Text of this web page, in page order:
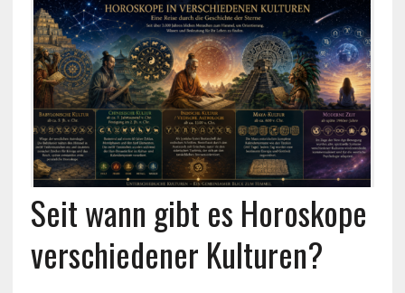
Seit wann gibt es Horoskope
verschiedener Kulturen?